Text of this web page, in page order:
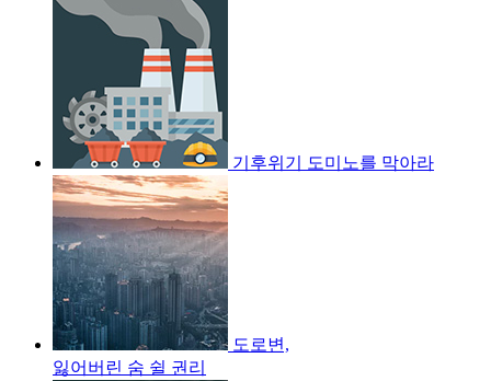
기후위기 도미노를 막아라
도로변,
잃어버린 숨 쉴 권리